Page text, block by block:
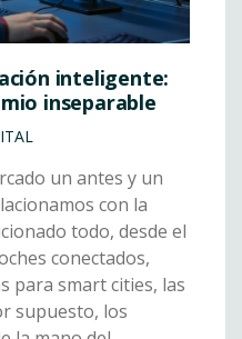
inteligente:
inseparable
un antes y un
con la
todo, desde el
conectados,
para smart cities, las
supuesto, los